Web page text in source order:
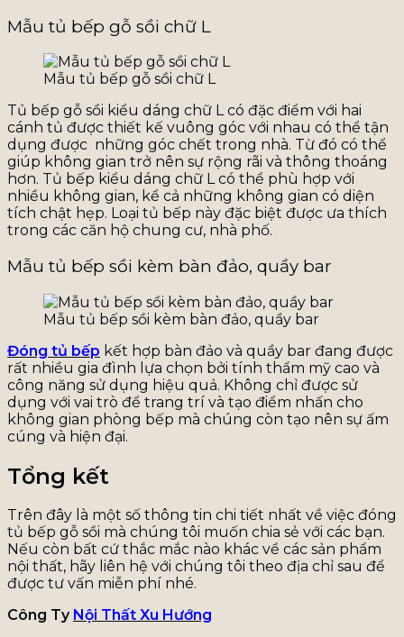
Mẫu tủ bếp gỗ sồi chữ L
Mẫu tủ bếp gỗ sồi chữ L
Tủ bếp gỗ sồi kiểu dáng chữ L có đặc điểm với hai
cánh tủ được thiết kế vuông góc với nhau có thể tận
dụng được những góc chết trong nhà. Từ đó có thể
giúp không gian trở nên sự rộng rãi và thông thoáng
hơn. Tủ bếp kiểu dáng chữ L có thể phù hợp với
nhiều không gian, kể cả những không gian có diện
tích chật hẹp. Loại tủ bếp này đặc biệt được ưa thích
trong các căn hộ chung cư, nhà phố.
Mẫu tủ bếp sồi kèm bàn đảo, quầy bar
Mẫu tủ bếp sồi kèm bàn đảo, quầy bar
Đóng tủ bếp kết hợp bàn đảo và quầy bar đang được
rất nhiều gia đình lựa chọn bởi tính thẩm mỹ cao và
công năng sử dụng hiệu quả. Không chỉ được sử
dụng với vai trò để trang trí và tạo điểm nhấn cho
không gian phòng bếp mà chúng còn tạo nên sự ấm
cúng và hiện đại.
Tổng kết
Trên đây là một số thông tin chi tiết nhất về việc đóng
tủ bếp gỗ sồi mà chúng tôi muốn chia sẻ với các bạn.
Nếu còn bất cứ thắc mắc nào khác về các sản phẩm
nội thất, hãy liên hệ với chúng tôi theo địa chỉ sau để
được tư vấn miễn phí nhé.
Công Ty Nội Thất Xu Hướng